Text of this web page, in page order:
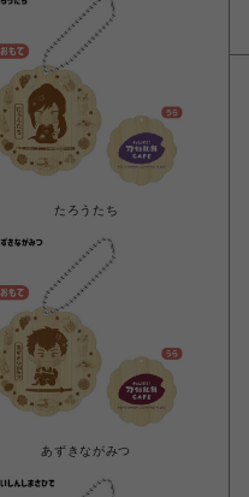
たろうたち
あずきながみつ